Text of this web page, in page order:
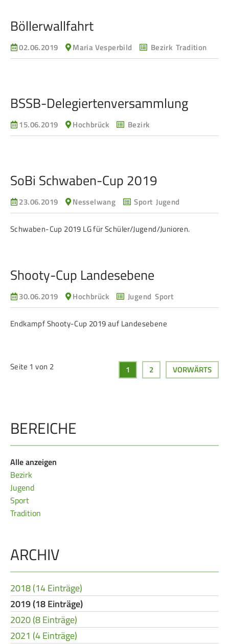
Böllerwallfahrt
02.06.2019 Maria Vesperbild Bezirk Tradition
BSSB-Dele­gier­ten­ver­sammlung
15.06.2019 Hochbrück Bezirk
SoBi Schwaben-Cup 2019
23.06.2019 Nesselwang Sport Jugend
Schwaben-Cup 2019 LG für Schüler/Jugend/Junioren.
Shooty-Cup Landesebene
30.06.2019 Hochbrück Jugend Sport
Endkampf Shooty-Cup 2019 auf Landesebene
Seite 1 von 2 1 2 VORWÄRTS
BEREICHE
Alle anzeigen
Bezirk
Jugend
Sport
Tradition
ARCHIV
2018 (14 Einträge)
2019 (18 Einträge)
2020 (8 Einträge)
2021 (4 Einträge)